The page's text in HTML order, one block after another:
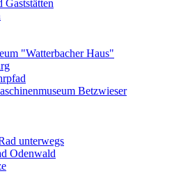
"Watterbacher Haus"
Betzwieser
unterwegs
Odenwald